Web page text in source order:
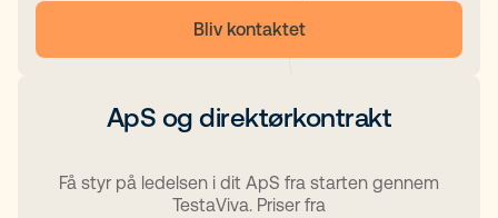
Bliv kontaktet
ApS og direktørkontrakt
Få styr på ledelsen i dit ApS fra starten gennem
TestaViva. Priser fra